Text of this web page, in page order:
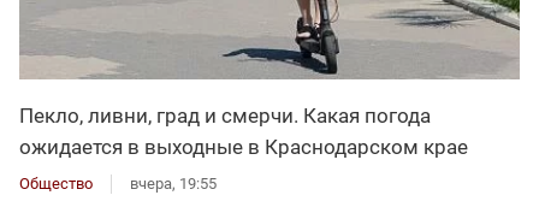
Пекло, ливни, град и смерчи. Какая погода
ожидается в выходные в Краснодарском крае
Общество вчера, 19:55